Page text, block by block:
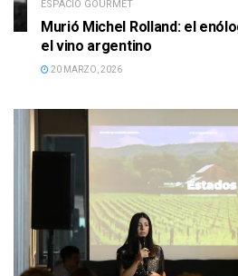
ESPACIO GOURMET
Murió Michel Rolland: el
el vino argentino
20 MARZO, 2026